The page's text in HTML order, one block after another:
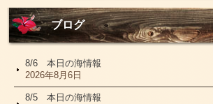
ブログ
8/6 本日の海情報
2026年8月6日
8/5 本日の海情報